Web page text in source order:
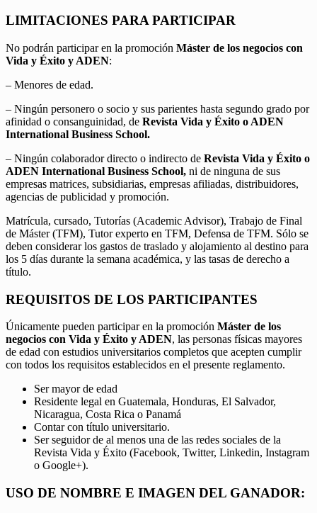
LIMITACIONES PARA PARTICIPAR
No podrán participar en la promoción Máster de los negocios con
Vida y Éxito y ADEN:
– Menores de edad.
– Ningún personero o socio y sus parientes hasta segundo grado por
afinidad o consanguinidad, de Revista Vida y Éxito o ADEN
International Business School.
– Ningún colaborador directo o indirecto de Revista Vida y Éxito o
ADEN International Business School, ni de ninguna de sus
empresas matrices, subsidiarias, empresas afiliadas, distribuidores,
agencias de publicidad y promoción.
Matrícula, cursado, Tutorías (Academic Advisor), Trabajo de Final
de Máster (TFM), Tutor experto en TFM, Defensa de TFM. Sólo se
deben considerar los gastos de traslado y alojamiento al destino para
los 5 días durante la semana académica, y las tasas de derecho a
título.
REQUISITOS DE LOS PARTICIPANTES
Únicamente pueden participar en la promoción Máster de los
negocios con Vida y Éxito y ADEN, las personas físicas mayores
de edad con estudios universitarios completos que acepten cumplir
con todos los requisitos establecidos en el presente reglamento.
Ser mayor de edad
Residente legal en Guatemala, Honduras, El Salvador,
Nicaragua, Costa Rica o Panamá
Contar con título universitario.
Ser seguidor de al menos una de las redes sociales de la
Revista Vida y Éxito (Facebook, Twitter, Linkedin, Instagram
o Google+).
USO DE NOMBRE E IMAGEN DEL GANADOR: